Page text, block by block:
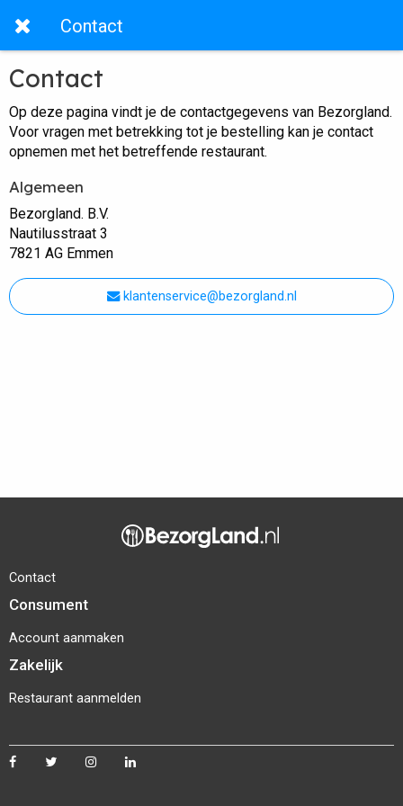
Contact
Contact
Op deze pagina vindt je de contactgegevens van Bezorgland.
Voor vragen met betrekking tot je bestelling kan je contact
opnemen met het betreffende restaurant.
Algemeen
Bezorgland. B.V.
Nautilusstraat 3
7821 AG Emmen
klantenservice@bezorgland.nl
Contact
Consument
Account aanmaken
Zakelijk
Restaurant aanmelden